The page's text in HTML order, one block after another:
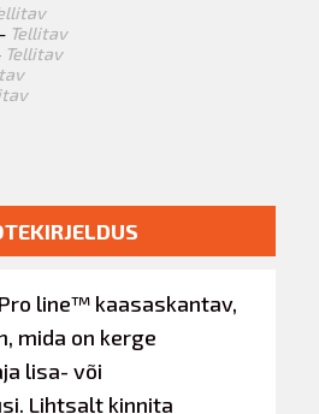
Tellitav
Tellitav
line™ kaasaskantav,
mida on kerge
lisa- või
Lihtsalt kinnita